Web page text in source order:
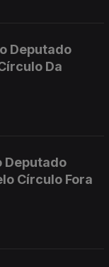
Deputado
Da
Deputado
Círculo Fora